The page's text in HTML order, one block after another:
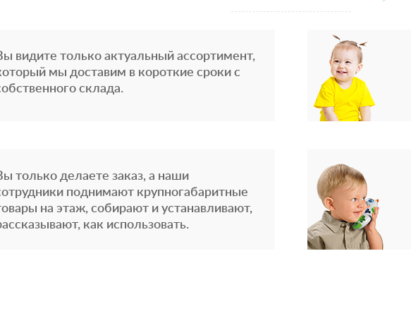
видите только актуальный ассортимент,
мы доставим в короткие сроки с
склада.
только делаете заказ, а наши
поднимают крупногабаритные
на этаж, собирают и устанавливают,
как использовать.